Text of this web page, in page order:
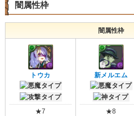
闇属性枠
闇属性枠
トウカ
★7
新メルエム
★8